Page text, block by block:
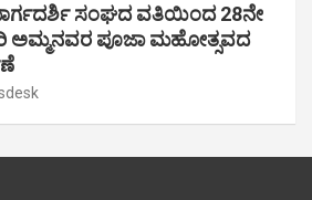
ಸಂಘದ ವತಿಯಿಂದ 28ನೇ
ಅಮ್ಮನವರ ಪೂಜಾ ಮಹೋತ್ಸವದ